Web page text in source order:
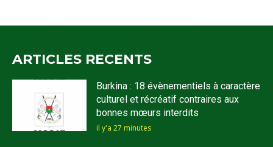
ARTICLES RECENTS
Burkina : 18 évènementiels à caractère
culturel et récréatif contraires aux
bonnes mœurs interdits
il y'a 27 minutes